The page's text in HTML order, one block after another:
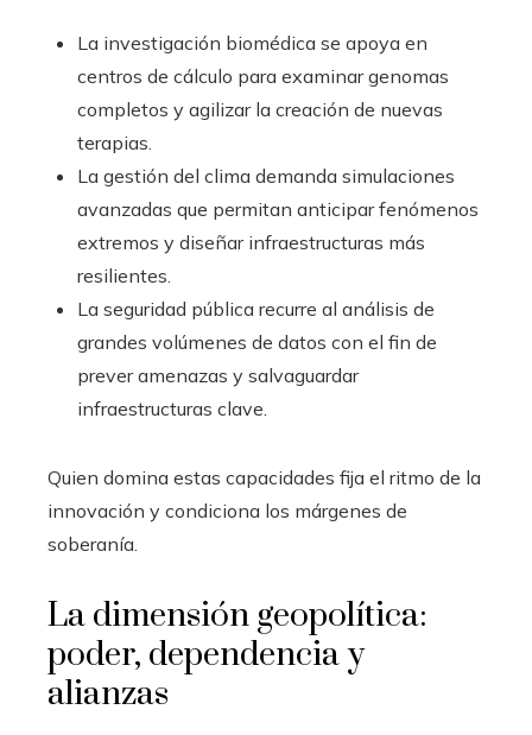
La investigación biomédica se apoya en
centros de cálculo para examinar genomas
completos y agilizar la creación de nuevas
terapias.
La gestión del clima demanda simulaciones
avanzadas que permitan anticipar fenómenos
extremos y diseñar infraestructuras más
resilientes.
La seguridad pública recurre al análisis de
grandes volúmenes de datos con el fin de
prever amenazas y salvaguardar
infraestructuras clave.
Quien domina estas capacidades fija el ritmo de la
innovación y condiciona los márgenes de
soberanía.
La dimensión geopolítica:
poder, dependencia y
alianzas